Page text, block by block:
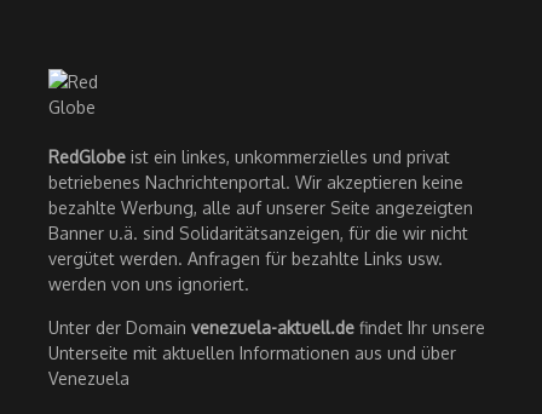
RedGlobe ist ein linkes, unkommerzielles und privat
betriebenes Nachrichtenportal. Wir akzeptieren keine
bezahlte Werbung, alle auf unserer Seite angezeigten
Banner u.ä. sind Solidaritätsanzeigen, für die wir nicht
vergütet werden. Anfragen für bezahlte Links usw.
werden von uns ignoriert.
Unter der Domain venezuela-aktuell.de findet Ihr unsere
Unterseite mit aktuellen Informationen aus und über
Venezuela